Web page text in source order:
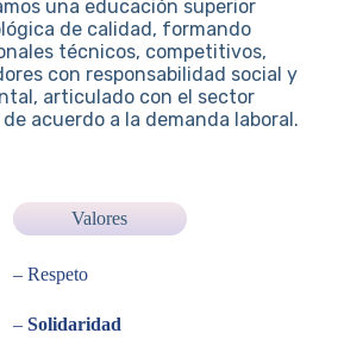
una educación superior
de calidad, formando
técnicos, competitivos,
con responsabilidad social y
articulado con el sector
acuerdo a la demanda laboral.
Valores
– Respeto
– Solidaridad